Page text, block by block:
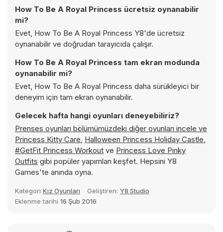
How To Be A Royal Princess ücretsiz oynanabilir
mi?
Evet, How To Be A Royal Princess Y8'de ücretsiz
oynanabilir ve doğrudan tarayıcıda çalışır.
How To Be A Royal Princess tam ekran modunda
oynanabilir mi?
Evet, How To Be A Royal Princess daha sürükleyici bir
deneyim için tam ekran oynanabilir.
Gelecek hafta hangi oyunları deneyebiliriz?
Prenses oyunları bölümümüzdeki diğer oyunları incele ve
Princess Kitty Care, Halloween Princess Holiday Castle,
#GetFit Princess Workout ve Princess Love Pinky
Outfits gibi popüler yapımları keşfet. Hepsini Y8
Games'te anında oyna.
Kategori Kız Oyunları Geliştiren: Y8 Studio
Eklenme tarihi 16 Şub 2016